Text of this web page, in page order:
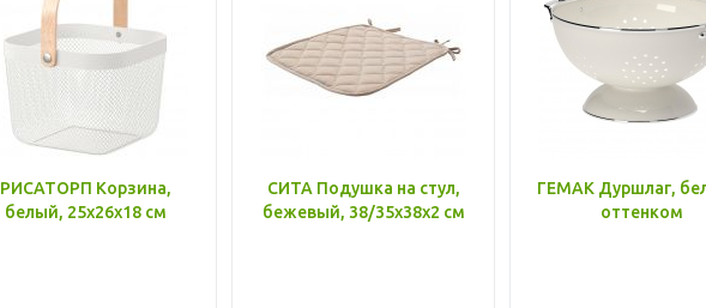
РИСАТОРП Корзина,
белый, 25x26x18 см
СИТА Подушка на стул,
бежевый, 38/35x38x2 см
ГЕМАК Дуршлаг,
оттенком